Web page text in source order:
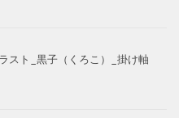
スト_黒子（くろこ）_掛け軸